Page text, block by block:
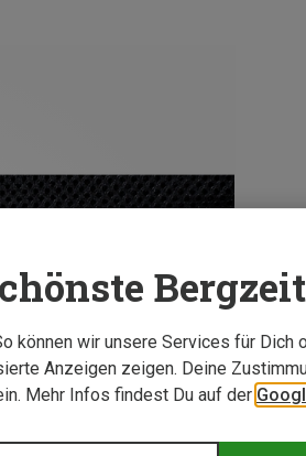
können wir unsere Services für Dich
Anzeigen zeigen. Deine
Mehr Infos findest Du auf der